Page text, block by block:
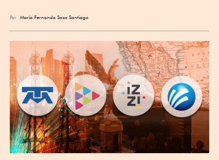
Por María Fernanda Sosa Santiago